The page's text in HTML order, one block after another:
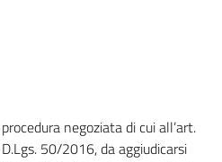
negoziata di cui all’art.
50/2016, da aggiudicarsi